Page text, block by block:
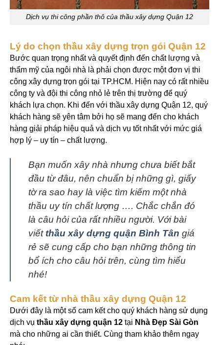
Dịch vụ thi công phần thô của thầu xây dựng Quận 12
Lý do chọn thầu xây dựng trọn gói Quận 12
Bước quan trọng nhất và quyết định đến chất lượng và
thẩm mỹ của ngôi nhà là phải chọn được một đơn vị thi
công xây dựng trọn gói tại TP.HCM. Hiện nay có rất nhiều
công ty và đội thi công nhỏ lẻ trên thị trường để quý
khách lựa chọn. Khi đến với thầu xây dựng Quận 12, quý
khách hàng sẽ yên tâm bởi họ sẽ mang đến cho khách
hàng giải pháp hiệu quả và dịch vụ tốt nhất với mức giá
hợp lý – uy tín – chất lượng.
Bạn muốn xây nhà nhưng chưa biết bắt
đầu từ đâu, nên chuẩn bị những gì, giấy
tờ ra sao hay là việc tìm kiếm một nhà
thầu uy tín chất lượng …. Chắc chắn đó
là câu hỏi của rất nhiều người. Với bài
viết thầu xây dựng quận Bình Tân giá
rẻ sẽ cung cấp cho bạn những thông tin
bổ ích cho câu hỏi trên, cùng tìm hiểu
nhé!
Cam kết từ nhà thầu xây dựng Quận 12
Dưới đây là một số cam kết cho quý khách hàng sử dụng
dịch vụ thầu xây dựng quận 12 tại Nhà Đẹp Sài Gòn
mà cho những ai cần thiết. Cùng tham khảo thêm ngay